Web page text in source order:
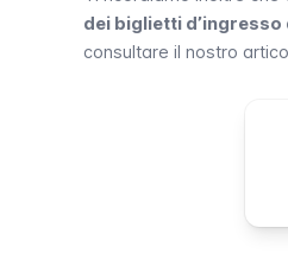
dei biglietti
consultare il nostro